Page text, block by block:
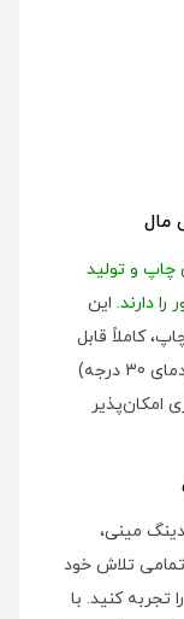
مال
10 تا 15 روزکاری چاپ و تولید
دارند. این
و ضمانت 2 ساله چاپ، کاملاً قابل
شستشو هستند (با مایع لباسشویی و در دمای 30 درجه)
مینی،
تلاش خود
تجربه کنید. با